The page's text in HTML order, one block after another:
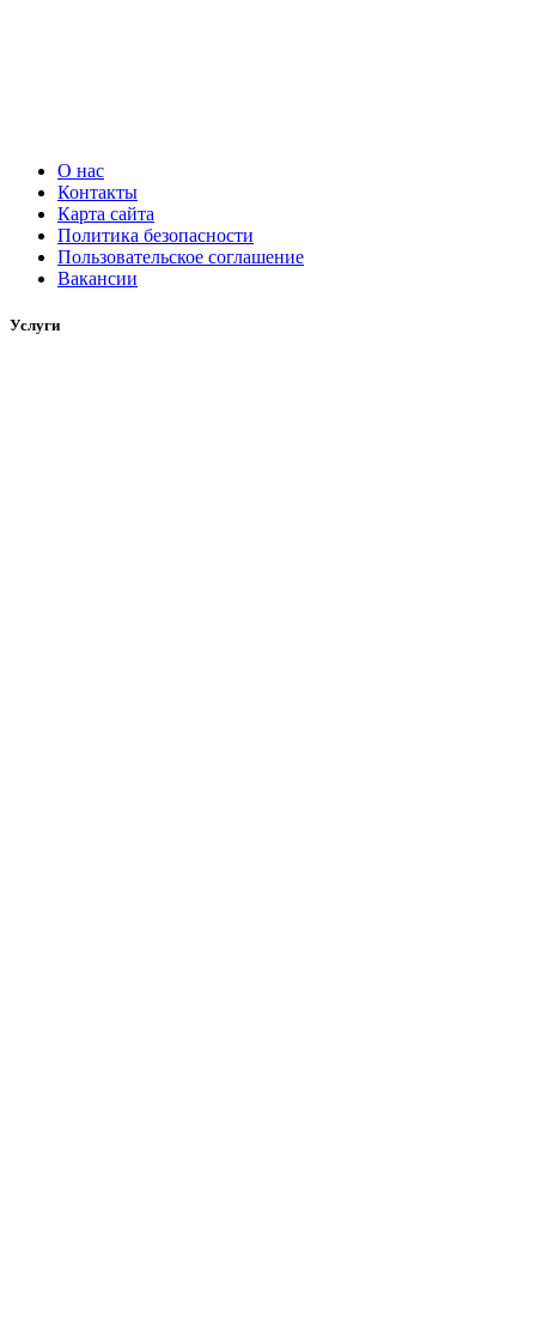
О нас
Контакты
Карта сайта
Политика безопасности
Пользовательское соглашение
Вакансии
Услуги